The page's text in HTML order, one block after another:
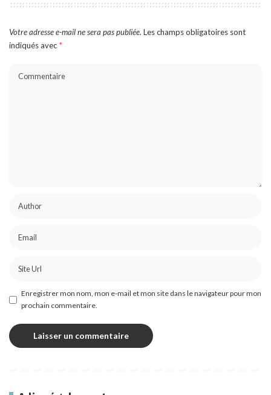
Votre adresse e-mail ne sera pas publiée. Les champs obligatoires sont
indiqués avec *
Enregistrer mon nom, mon e-mail et mon site dans le navigateur pour mon
prochain commentaire.